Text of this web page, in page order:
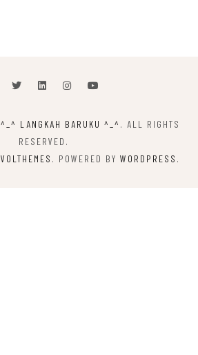
^_^ LANGKAH BARUKU ^_^ . ALL RIGHTS
RESERVED.
VOLTHEMES . POWERED BY WORDPRESS .